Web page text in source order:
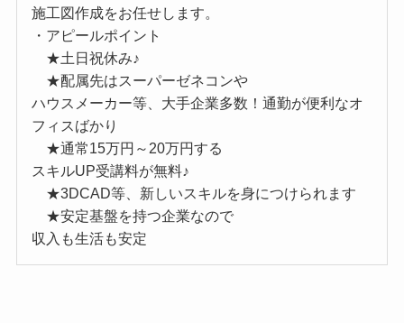
施工図作成をお任せします。
・アピールポイント
★土日祝休み♪
★配属先はスーパーゼネコンや
ハウスメーカー等、大手企業多数！通勤が便利なオ
フィスばかり
★通常15万円～20万円する
スキルUP受講料が無料♪
★3DCAD等、新しいスキルを身につけられます
★安定基盤を持つ企業なので
収入も生活も安定